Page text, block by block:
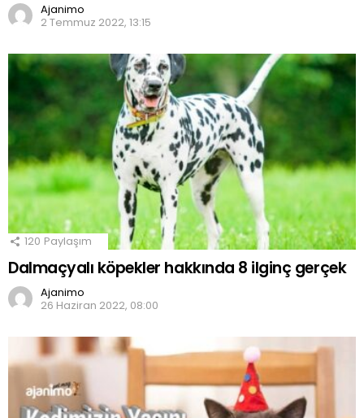
Ajanimo
2 Temmuz 2022, 13:15
120 Paylaşım
Dalmaçyalı köpekler hakkında 8 ilginç gerçek
Ajanimo
26 Haziran 2022, 08:00